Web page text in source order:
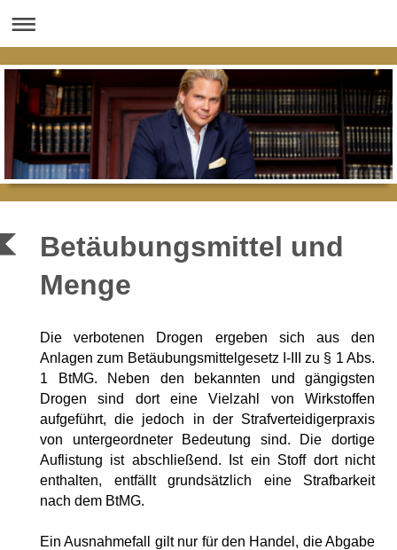
Betäubungsmittel und
Menge
Die verbotenen Drogen ergeben sich aus den
Anlagen zum Betäubungsmittelgesetz I-III zu § 1 Abs.
1 BtMG. Neben den bekannten und gängigsten
Drogen sind dort eine Vielzahl von Wirkstoffen
aufgeführt, die jedoch in der Strafverteidigerpraxis
von untergeordneter Bedeutung sind. Die dortige
Auflistung ist abschließend. Ist ein Stoff dort nicht
enthalten, entfällt grundsätzlich eine Strafbarkeit
nach dem BtMG.
Ein Ausnahmefall gilt nur für den Handel, die Abgabe